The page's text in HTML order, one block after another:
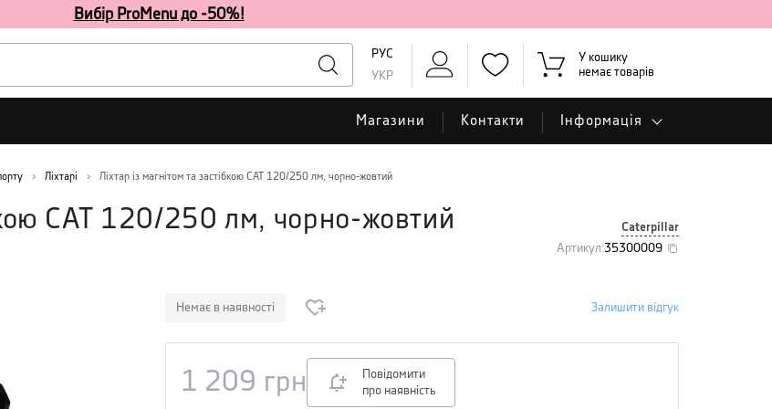
Вибір ProMenu до -50%!
РУС
УКР
У кошику
немає товарів
Магазини Контакти Інформація
Ліхтарі Ліхтар із магнітом та застібкою CAT 120/250 лм, чорно-жовтий
CAT 120/250 лм, чорно-жовтий
Caterpillar
Артикул:35300009
Немає в наявності Залишити відгук
1 209 грн
Повідомити
про наявність